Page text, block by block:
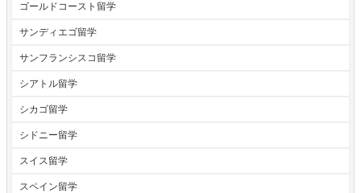
ゴールドコースト留学
サンディエゴ留学
サンフランシスコ留学
シアトル留学
シカゴ留学
シドニー留学
スイス留学
スペイン留学